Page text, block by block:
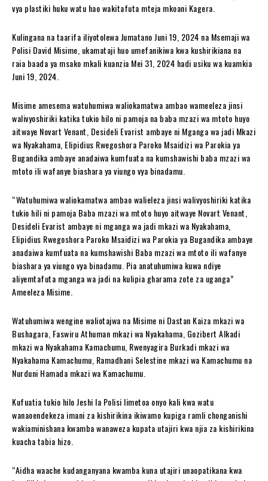
vya plastiki huku watu hao wakitafuta mteja mkoani Kagera.
Kulingana na taarifa iliyotolewa Jumatano Juni 19, 2024 na Msemaji wa
Polisi David Misime, ukamataji huo umefanikiwa kwa kushirikiana na
raia baada ya msako mkali kuanzia Mei 31, 2024 hadi usiku wa kuamkia
Juni 19, 2024.
Misime amesema watuhumiwa waliokamatwa ambao wameeleza jinsi
walivyoshiriki katika tukio hilo ni pamoja na baba mzazi wa mtoto huyo
aitwaye Novart Venant, Desideli Evarist ambaye ni Mganga wa jadi Mkazi
wa Nyakahama, Elipidius Rwegoshora Paroko Msaidizi wa Parokia ya
Bugandika ambaye anadaiwa kumfuata na kumshawishi baba mzazi wa
mtoto ili wafanye biashara ya viungo vya binadamu.
“Watuhumiwa waliokamatwa ambao walieleza jinsi walivyoshiriki katika
tukio hili ni pamoja Baba mzazi wa mtoto huyo aitwaye Novart Venant,
Desideli Evarist ambaye ni mganga wa jadi mkazi wa Nyakahama,
Elipidius Rwegoshora Paroko Msaidizi wa Parokia ya Bugandika ambaye
anadaiwa kumfuata na kumshawishi Baba mzazi wa mtoto ili wafanye
biashara ya viungo vya binadamu. Pia anatuhumiwa kuwa ndiye
aliyemtafuta mganga wa jadi na kulipia gharama zote za uganga”
Ameeleza Misime.
Watuhumiwa wengine waliotajwa na Misime ni Dastan Kaiza mkazi wa
Bushagara, Faswiru Athuman mkazi wa Nyakahama, Gozibert Alkadi
mkazi wa Nyakahama Kamachumu, Rwenyagira Burkadi mkazi wa
Nyakahama Kamachumu, Ramadhani Selestine mkazi wa Kamachumu na
Nurduni Hamada mkazi wa Kamachumu.
Kufuatia tukio hilo Jeshi la Polisi limetoa onyo kali kwa watu
wanaoendekeza imani za kishirikina ikiwamo kupiga ramli chonganishi
wakiaminishana kwamba wanaweza kupata utajiri kwa njia za kishirikina
kuacha tabia hizo.
“Aidha waache kudanganyana kwamba kuna utajiri unaopatikana kwa